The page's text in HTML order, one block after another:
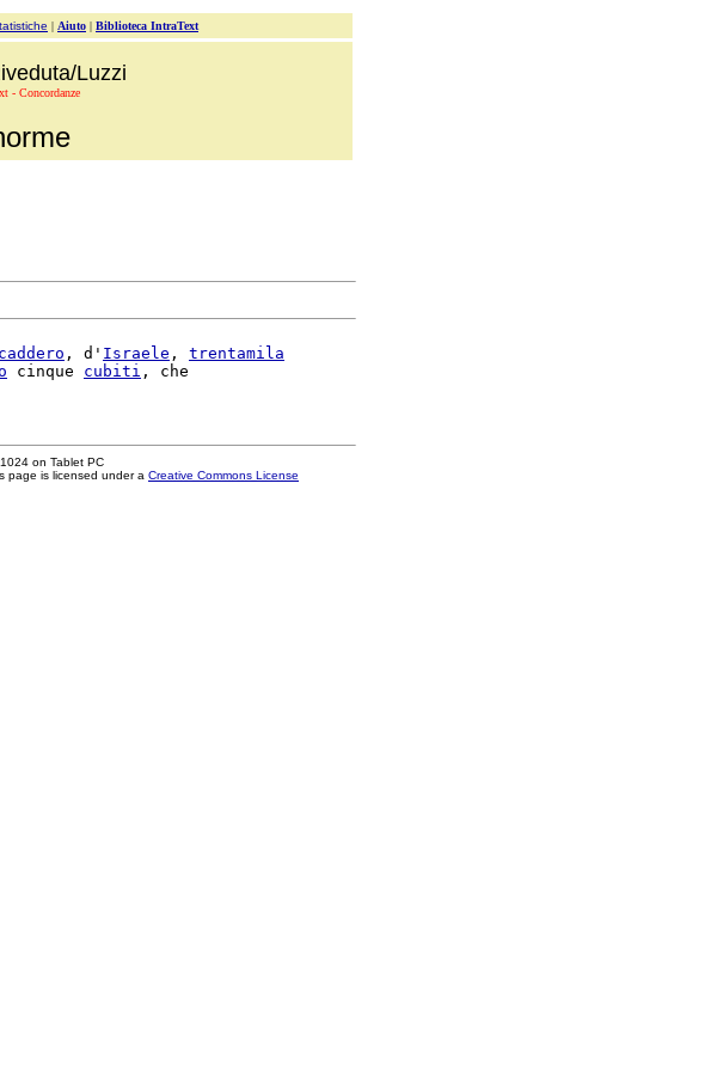
| Aiuto | Biblioteca IntraText
Luzzi
- Concordanze
caddero , d' Israele , trentamila
cinque cubiti , che
on Tablet PC
page is licensed under a Creative Commons License